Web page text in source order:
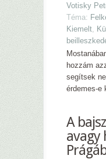
Votisky
Téma:
Kiemelt,
hozzám
segítsek
érdemes-e
A
avagy